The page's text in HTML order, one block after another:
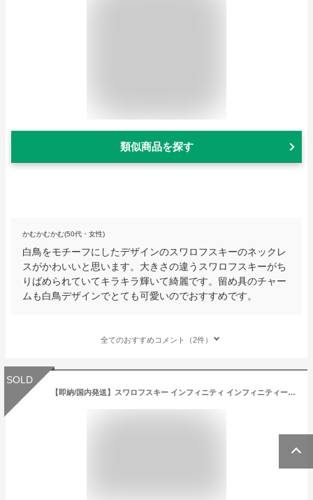
類似商品を探す
かむかむかむ(50代・女性)
白鳥をモチーフにしたデザインのスワロフスキーのネックレ
スがかわいいと思います。大きさの違うスワロフスキーがち
りばめられていてキラキラ輝いて綺麗です。留め具のチャー
ムも白鳥デザインでとても可愛いのでおすすめです。
全てのおすすめコメント（2件）
SOLD
【即納/国内発送】スワロフスキー インフィニティ インフィニティー ネックレス SWAROVSKI レディース Infinity necklace ハート クリスタル 5518865 ACC